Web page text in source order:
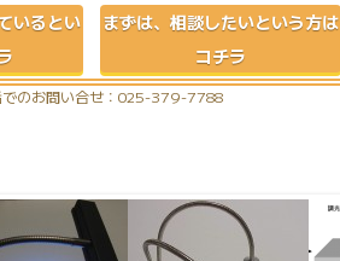
いるとい
まずは、相談したいという方は
コチラ
でのお問い合せ：025-379-7788